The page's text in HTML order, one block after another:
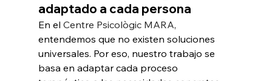
adaptado a cada persona
En el Centre Psicològic MARA,
entendemos que no existen soluciones
universales. Por eso, nuestro trabajo se
basa en adaptar cada proceso